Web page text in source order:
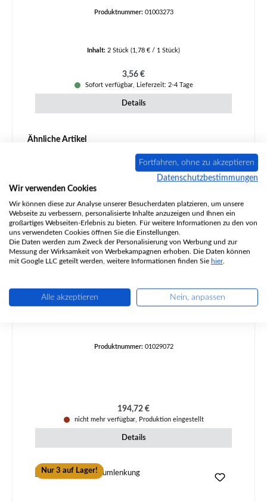
Produktnummer: 01003273
Inhalt: 2 Stück (1,78 € / 1 Stück)
Regulärer Preis:
3,56 €
Sofort verfügbar, Lieferzeit: 2-4 Tage
Details
Produktgalerie überspringen
Ähnliche Artikel
Koppe Lyra Sichtscheibe
Produktnummer: 01029072
Regulärer Preis:
194,72 €
nicht mehr verfügbar, Produktion eingestellt
Details
Nur 3 auf Lager!
Fortfahren, ohne zu akzeptieren
Datenschutzbestimmungen
Wir verwenden Cookies
Wir können diese zur Analyse unserer Besucherdaten platzieren, um unsere
Webseite zu verbessern, personalisierte Inhalte anzuzeigen und Ihnen ein
großartiges Webseiten-Erlebnis zu bieten. Für weitere Informationen zu den von
uns verwendeten Cookies öffnen Sie die Einstellungen.
Die Daten werden zum Zweck der Personalisierung von Werbung und zur
Messung der Wirksamkeit von Werbekampagnen erhoben. Die Daten können
mit Google LLC geteilt werden, weitere Informationen finden Sie hier.
Alle akzeptieren Nein, anpassen